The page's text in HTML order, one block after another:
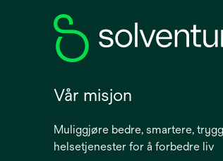
Vår misjon
Muliggjøre bedre, smartere,
helsetjenester for å forbedre liv